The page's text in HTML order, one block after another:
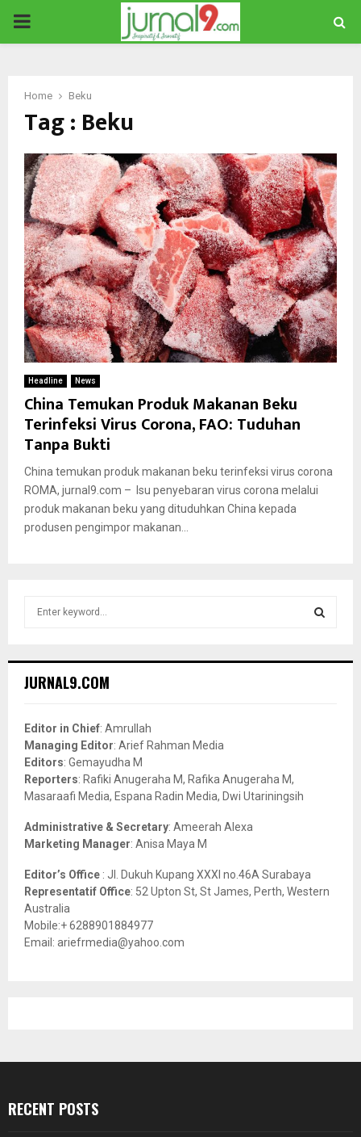
PRIMARY
Home Beku
Tag : Beku
Headline News
China Temukan Produk Makanan Beku
Terinfeksi Virus Corona, FAO: Tuduhan
Tanpa Bukti
China temukan produk makanan beku terinfeksi virus corona
ROMA, jurnal9.com – Isu penyebaran virus corona melalui
produk makanan beku yang dituduhkan China kepada
produsen pengimpor makanan...
h
o
r
:
JURNAL9.COM
Editor in Chief: Amrullah
Managing Editor: Arief Rahman Media
Editors: Gemayudha M
Reporters: Rafiki Anugeraha M, Rafika Anugeraha M,
Masaraafi Media, Espana Radin Media, Dwi Utariningsih
Administrative & Secretary: Ameerah Alexa
Marketing Manager: Anisa Maya M
Editor’s Office : Jl. Dukuh Kupang XXXI no.46A Surabaya
Representatif Office: 52 Upton St, St James, Perth, Western
Australia
Mobile:+ 6288901884977
Email: ariefrmedia@yahoo.com
RECENT POSTS